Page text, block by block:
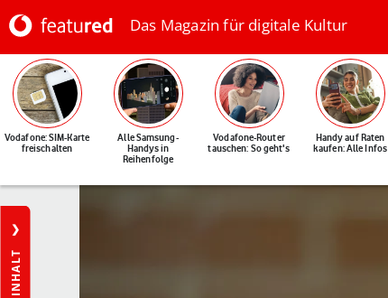
Das Magazin für digitale Kultur
Vodafone: SIM-Karte
freischalten
Alle Samsung-
Handys in
Reihenfolge
Vodafone-Router
tauschen: So geht's
Handy auf Raten
kaufen: Alle Infos
INHALT